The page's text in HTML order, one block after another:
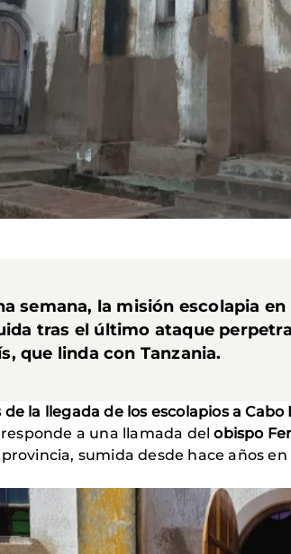
semana, la misión escolapia
tras el último ataque
que linda con Tanzania.
de la llegada de los escolapios a Cabo
a una llamada delobispo
sumida desde hace años